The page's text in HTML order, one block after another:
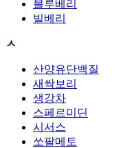
블루베리
빌베리
ㅅ
산양유단백질
새싹보리
생강차
스페르미딘
시서스
쏘팔메토